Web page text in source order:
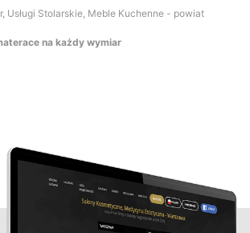
Usługi Stolarskie, Meble Kuchenne - powiat
na każdy wymiar